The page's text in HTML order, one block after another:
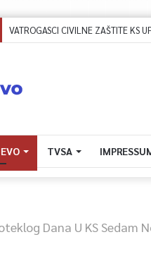
VATROGASCI CIVILNE ZAŠTITE KS
TVSA
Dana U KS Sedam